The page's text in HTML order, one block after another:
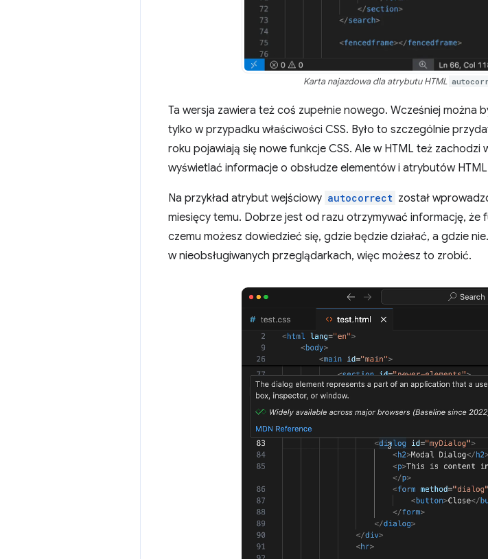
Karta najazdowa dla atrybutu HTML
Ta wersja zawiera też coś zupełnie nowego. Wcześniej można
tylko w przypadku właściwości CSS. Było to szczególnie
roku pojawiają się nowe funkcje CSS. Ale w HTML też
wyświetlać informacje o obsłudze elementów i atrybutów
Na przykład atrybut wejściowy autocorrect został
miesięcy temu. Dobrze jest od razu otrzymywać informację,
czemu możesz dowiedzieć się, gdzie będzie działać, a gdzie
w nieobsługiwanych przeglądarkach, więc możesz to zrobić.